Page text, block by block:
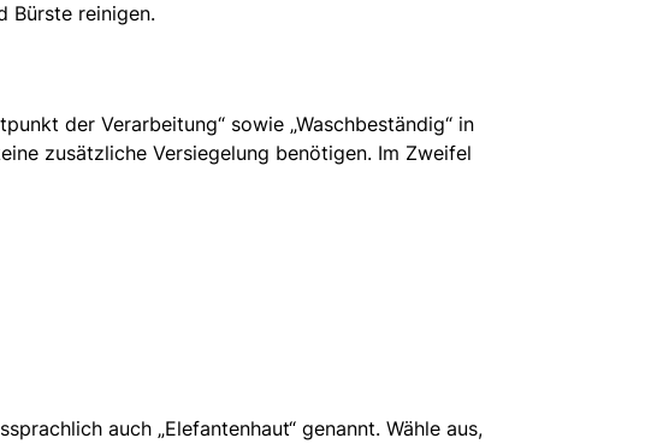
Bürste reinigen.
der Verarbeitung“ sowie „Waschbeständig“ in
zusätzliche Versiegelung benötigen. Im Zweifel
auch „Elefantenhaut“ genannt. Wähle aus,